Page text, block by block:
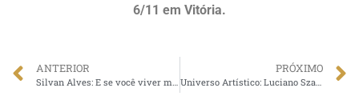
6/11 em Vitória.
ANTERIOR PRÓXIMO
Universo Artístico: Luciano Szafir participa de ensaio fotográfico com Dr Claudio Ambrosio